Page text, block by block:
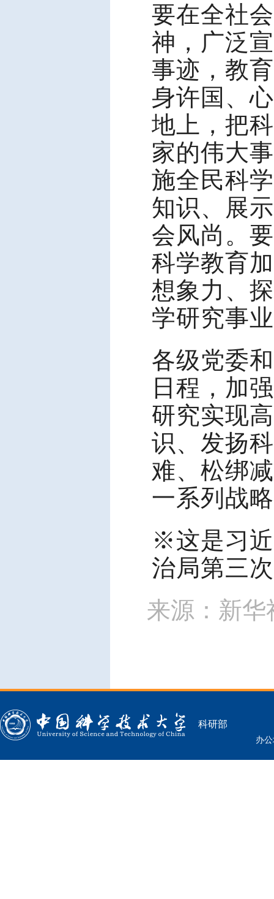
要在全社
神，广泛
事迹，教
身许国、
地上，把
家的伟大
施全民科
知识、展
会风尚。
科学教育
想象力、
学研究事
各级党委
日程，加
研究实现
识、发扬
难、松绑
一系列战
※这是习
治局第三
来源：新
科研部
办